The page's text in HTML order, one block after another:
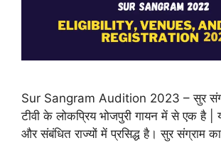
Sur Sangram Audition 2023 – सुर
टीवी के लोकप्रिय भोजपुरी गायन में से एक है |
और संबंधित राज्यों में प्रसिद्ध है। सुर संग्राम